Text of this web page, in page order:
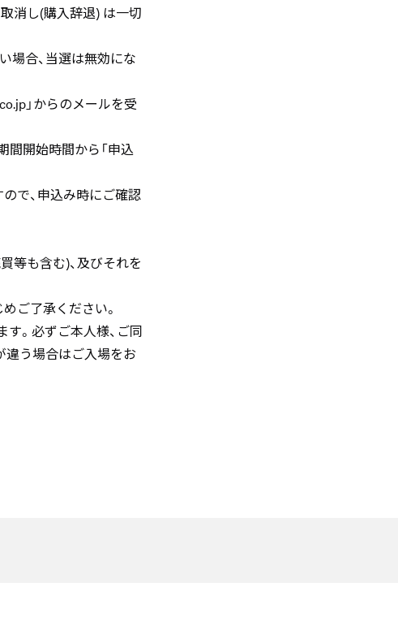
消し(購入辞退) は一切
場合、当選は無効にな
」からのメールを受
開始時間から「申込
で、申込み時にご確認
等も含む)、及びそれを
ご了承ください。
。必ずご本人様、ご同
違う場合はご入場をお